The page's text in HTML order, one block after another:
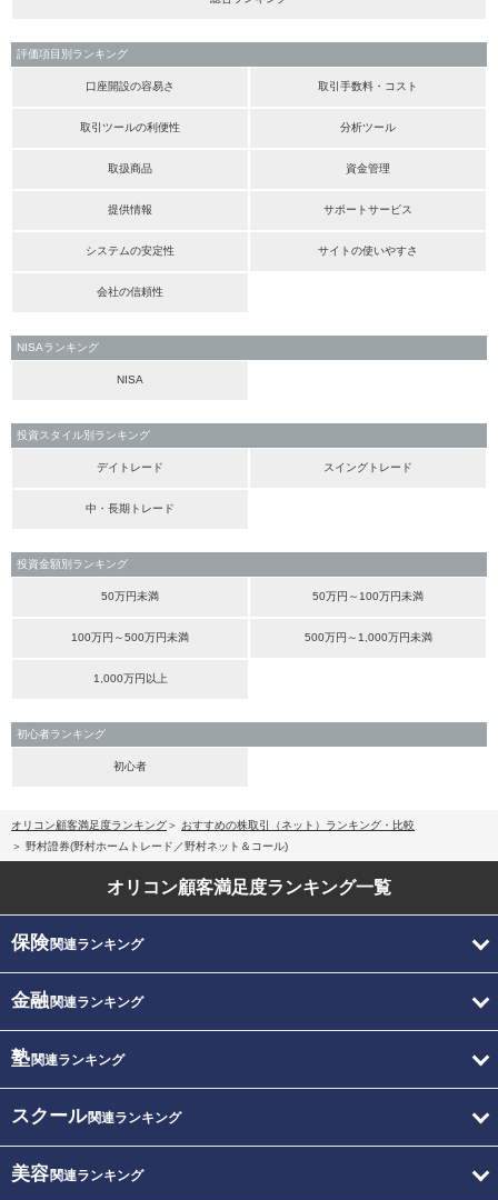
評価項目別ランキング
口座開設の容易さ 取引手数料・コスト
取引ツールの利便性 分析ツール
取扱商品 資金管理
提供情報 サポートサービス
システムの安定性 サイトの使いやすさ
会社の信頼性
NISAランキング
NISA
投資スタイル別ランキング
デイトレード スイングトレード
中・長期トレード
投資金額別ランキング
50万円未満 50万円～100万円未満
100万円～500万円未満 500万円～1,000万円未満
1,000万円以上
初心者ランキング
初心者
オリコン顧客満足度ランキング
おすすめの株取引（ネット）ランキング・比較
野村證券(野村ホームトレード／野村ネット＆コール)
オリコン顧客満足度ランキング一覧
保険関連ランキング
金融関連ランキング
塾関連ランキング
スクール関連ランキング
美容関連ランキング